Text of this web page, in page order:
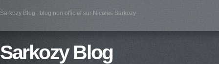
Sarkozy Blog : blog non officiel sur Nicolas Sarkozy
Sarkozy Blog